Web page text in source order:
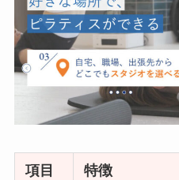
項目 特徴